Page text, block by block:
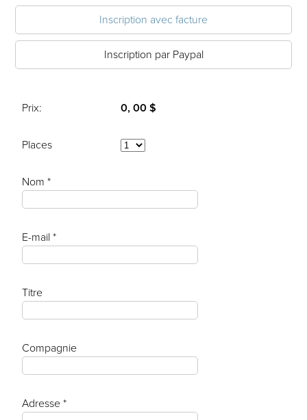
Inscription avec facture
Inscription par Paypal
Prix: 0, 00 $
Places
Nom *
E-mail *
Titre
Compagnie
Adresse *